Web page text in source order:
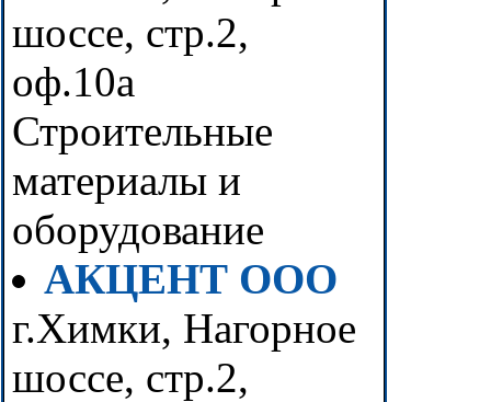
шоссе, стр.2,
оф.10а
Строительные
материалы и
оборудование
АКЦЕНТ ООО
г.Химки, Нагорное
шоссе, стр.2,